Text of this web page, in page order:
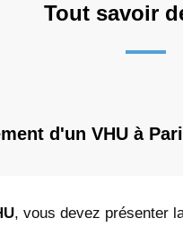
Tout savoir
d'un VHU à
, vous devez présenter